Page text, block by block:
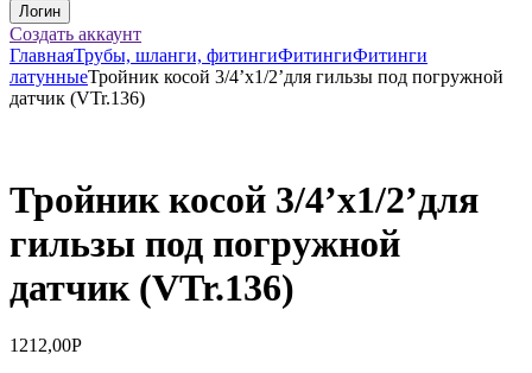
Создать аккаунт
ГлавнаяТрубы, шланги, фитингиФитингиФитинги
латунныеТройник косой 3/4’х1/2’для гильзы под погружной
датчик (VTr.136)
Тройник косой 3/4’х1/2’для
гильзы под погружной
датчик (VTr.136)
1212,00Р